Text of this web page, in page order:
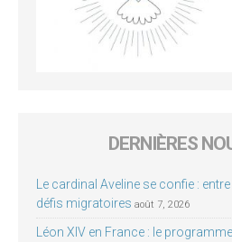
DERNIÈRES
Le cardinal Aveline se confie :
défis migratoires août 7, 2026
Léon XIV en France : le